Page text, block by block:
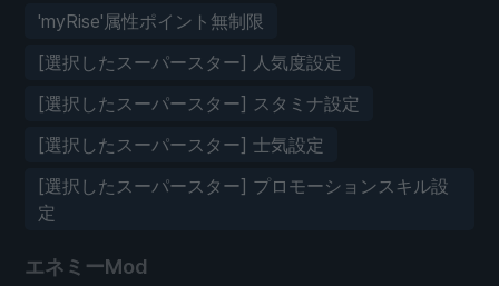
'myRise'属性ポイント無制限
[選択したスーパースター] 人気度設定
[選択したスーパースター] スタミナ設定
[選択したスーパースター] 士気設定
[選択したスーパースター] プロモーションスキル設
定
エネミーMod